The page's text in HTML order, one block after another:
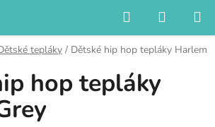
Hledat
KOŠÍK
tepláky / Dětské hip hop tepláky Harlem
hop tepláky